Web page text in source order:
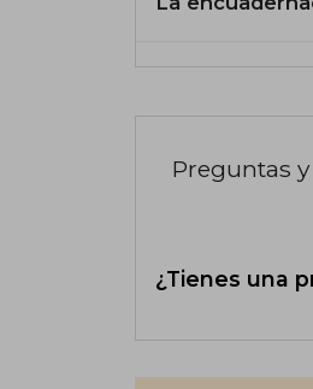
Preguntas
¿Tienes una